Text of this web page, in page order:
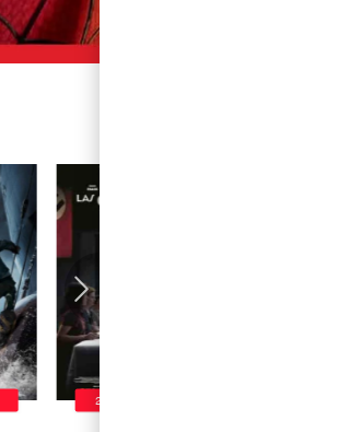
20 DE AGOSTO